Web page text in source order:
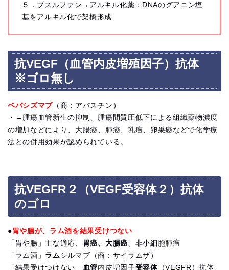
５．ブスルファン→アルキル化薬：DNAのグアニン塩
基をアルキル化で架橋形成
抗VEGF（血管内皮増殖因子）抗体
※ゴロ無し
ベバシズマブ （商：アバスチン）
・→腫瘍血管新生の抑制、腫瘍間質圧低下による組織薬物濃度
の増加などにより、大腸癌、肺癌、乳癌、卵巣癌などで化学療
法との併用効果が認められている。
抗VEGFR２（VEGF受容体２）抗体
のゴロ
● 胃や腸が、ラム酒を結果受けつない
「胃や腸」主な適応、
胃癌、大腸癌、非小細胞肺癌
「ラム酒」 ラムシルマブ（商：サイラムザ）
「結果受けつけない」 血管内皮増因子受容体（VEGFR）抗体